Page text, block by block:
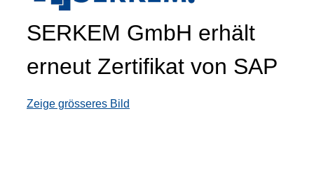
Zeige grösseres Bild
SERKEM GmbH erhält
erneut Zertifikat von SAP